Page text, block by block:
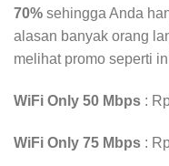
70% sehingga Anda
alasan banyak orang
melihat promo seperti
WiFi Only 50 Mbps :
WiFi Only 75 Mbps :